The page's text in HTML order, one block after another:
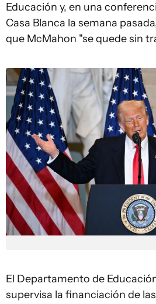
Educación y, en una
Casa Blanca la semana
que McMahon "se quede sin
El Departamento de
supervisa la financiación de